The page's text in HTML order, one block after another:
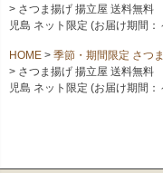
さつま揚げ 揚立屋 送料無料
児島 ネット限定 (お届け期間
HOME
季節・期間限定 さつ
さつま揚げ 揚立屋 送料無料
児島 ネット限定 (お届け期間